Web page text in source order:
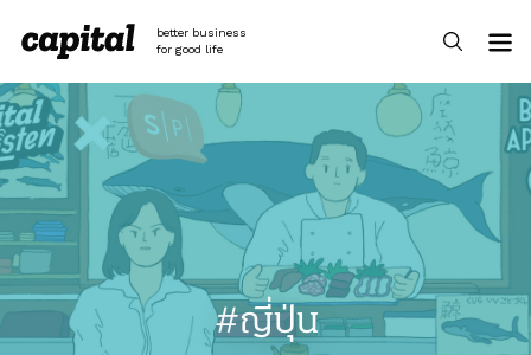
content
better business
for good life
#ญี่ปุ่น